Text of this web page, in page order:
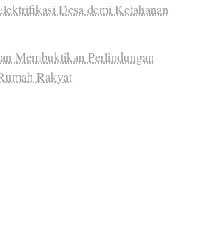
Desa demi Ketahanan
Membuktikan Perlindungan
Rakyat